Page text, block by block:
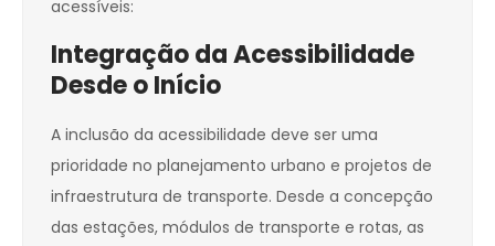
acessíveis:
Integração da Acessibilidade
Desde o Início
A inclusão da acessibilidade deve ser uma
prioridade no planejamento urbano e projetos de
infraestrutura de transporte. Desde a concepção
das estações, módulos de transporte e rotas, as